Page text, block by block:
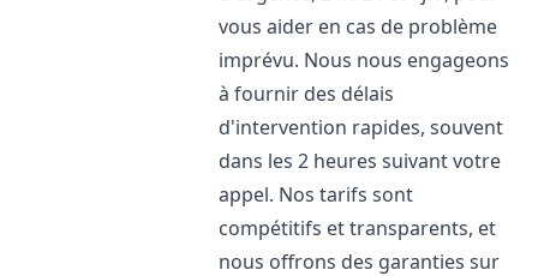
vous aider en cas de problème
imprévu. Nous nous engageons
à fournir des délais
d'intervention rapides, souvent
dans les 2 heures suivant votre
appel. Nos tarifs sont
compétitifs et transparents, et
nous offrons des garanties sur